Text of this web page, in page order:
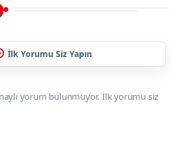
İlk Yorumu Siz Yapın
yorum bulunmuyor. İlk yorumu siz